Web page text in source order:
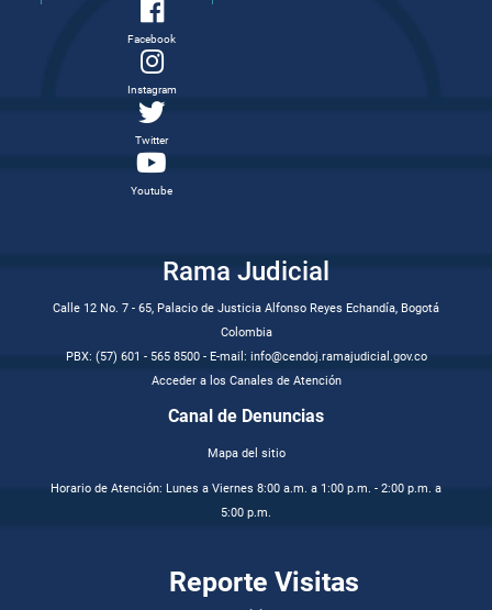
Facebook
Instagram
Twitter
Youtube
Rama Judicial
Calle 12 No. 7 - 65, Palacio de Justicia Alfonso Reyes Echandía, Bogotá
Colombia
PBX: (57) 601 - 565 8500 - E-mail: info@cendoj.ramajudicial.gov.co
Acceder a los Canales de Atención
Canal de Denuncias
Mapa del sitio
Horario de Atención: Lunes a Viernes 8:00 a.m. a 1:00 p.m. - 2:00 p.m. a
5:00 p.m.
Reporte Visitas